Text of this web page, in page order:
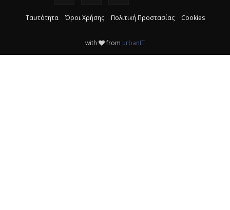
Ταυτότητα Όροι Χρήσης Πολιτική Προστασίας Cookies
with from urbanIT